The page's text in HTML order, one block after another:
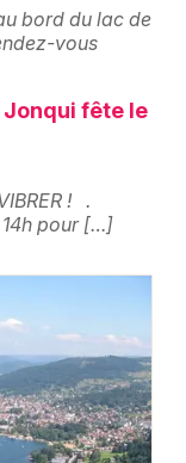
Est
bord du lac de
vous
Jonqui fête le
! .
pour […]